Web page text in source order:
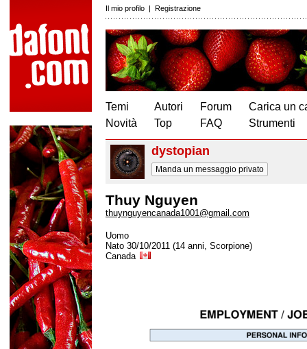
Il mio profilo | Registrazione
Temi
Novità
Autori
Top
Forum
FAQ
Carica un
Strumenti
dystopian
Manda un messaggio privato
Thuy Nguyen
thuynguyencanada1001@gmail.com
Uomo
Nato 30/10/2011 (14 anni, Scorpione)
Canada